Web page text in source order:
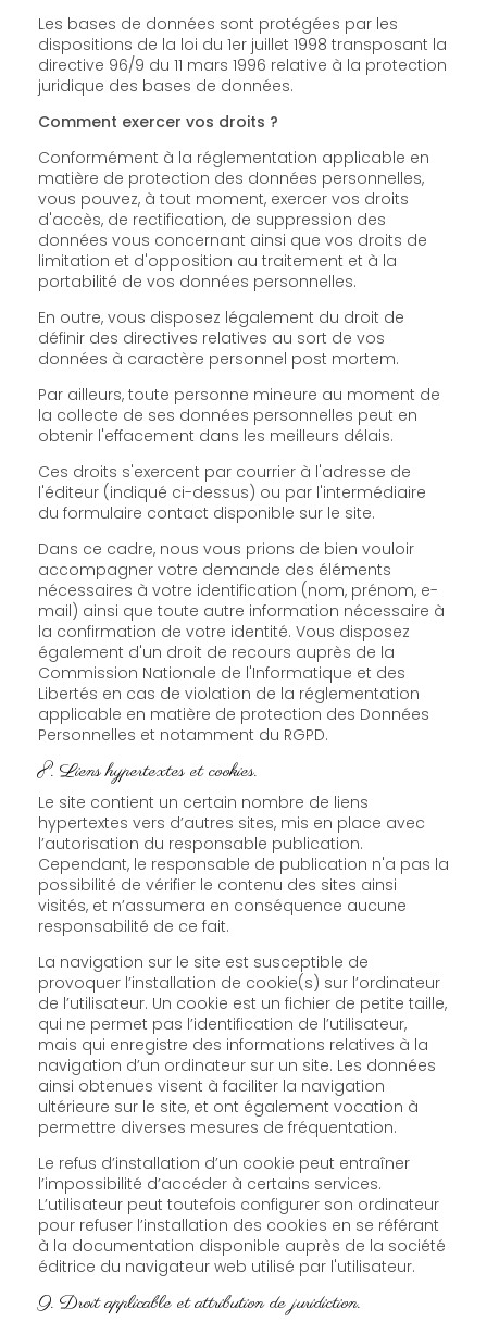
Les bases de données sont protégées par les
dispositions de la loi du 1er juillet 1998 transposant la
directive 96/9 du 11 mars 1996 relative à la protection
juridique des bases de données.
Comment exercer vos droits ?
Conformément à la réglementation applicable en
matière de protection des données personnelles,
vous pouvez, à tout moment, exercer vos droits
d'accès, de rectification, de suppression des
données vous concernant ainsi que vos droits de
limitation et d'opposition au traitement et à la
portabilité de vos données personnelles.
En outre, vous disposez légalement du droit de
définir des directives relatives au sort de vos
données à caractère personnel post mortem.
Par ailleurs, toute personne mineure au moment de
la collecte de ses données personnelles peut en
obtenir l'effacement dans les meilleurs délais.
Ces droits s'exercent par courrier à l'adresse de
l'éditeur (indiqué ci-dessus) ou par l'intermédiaire
du formulaire contact disponible sur le site.
Dans ce cadre, nous vous prions de bien vouloir
accompagner votre demande des éléments
nécessaires à votre identification (nom, prénom, e-
mail) ainsi que toute autre information nécessaire à
la confirmation de votre identité. Vous disposez
également d'un droit de recours auprès de la
Commission Nationale de l'Informatique et des
Libertés en cas de violation de la réglementation
applicable en matière de protection des Données
Personnelles et notamment du RGPD.
8. Liens hypertextes et cookies.
Le site contient un certain nombre de liens
hypertextes vers d’autres sites, mis en place avec
l’autorisation du responsable publication.
Cependant, le responsable de publication n'a pas la
possibilité de vérifier le contenu des sites ainsi
visités, et n’assumera en conséquence aucune
responsabilité de ce fait.
La navigation sur le site est susceptible de
provoquer l’installation de cookie(s) sur l’ordinateur
de l’utilisateur. Un cookie est un fichier de petite taille,
qui ne permet pas l’identification de l’utilisateur,
mais qui enregistre des informations relatives à la
navigation d’un ordinateur sur un site. Les données
ainsi obtenues visent à faciliter la navigation
ultérieure sur le site, et ont également vocation à
permettre diverses mesures de fréquentation.
Le refus d’installation d’un cookie peut entraîner
l’impossibilité d’accéder à certains services.
L’utilisateur peut toutefois configurer son ordinateur
pour refuser l’installation des cookies en se référant
à la documentation disponible auprès de la société
éditrice du navigateur web utilisé par l'utilisateur.
9. Droit applicable et attribution de juridiction.